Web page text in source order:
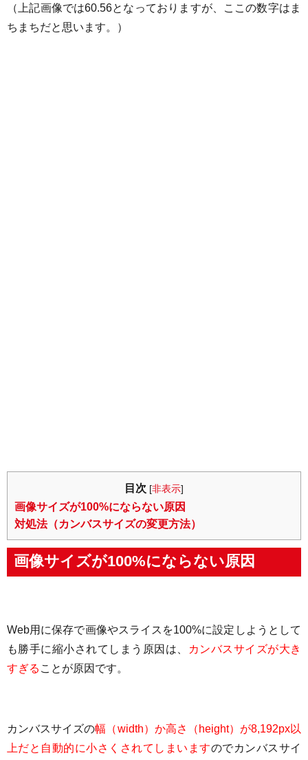
（上記画像では60.56となっておりますが、ここの数字はま
ちまちだと思います。）
目次 [非表示]
画像サイズが100%にならない原因
対処法（カンバスサイズの変更方法）
画像サイズが100%にならない原因
Web用に保存で画像やスライスを100%に設定しようとして
も勝手に縮小されてしまう原因は、
カンバスサイズが大き
すぎる ことが原因です。
カンバスサイズの幅（width）か高さ（height）が8,192px以
上だと自動的に小さくされてしまいますのでカンバスサイ